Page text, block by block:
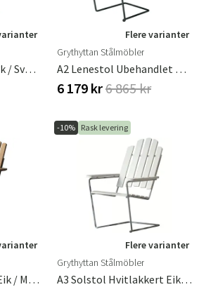
A2 Lenestol Oljet Eik / Svart Ramme
Flere varianter
Grythyttan Stålmöbler
A2 Lenestol Ubehandlet Teak/sort Understell
6 179 kr6 865 kr
A2 Lenestol I Oljet Eik / Mørkegrønt Stativ Grythyttan Stålmöbler
-10% Rask levering
Flere varianter
Grythyttan Stålmöbler
A3 Solstol Hvitlakkert Eik/varmforsinket Stativ Grythyttan Stålmöbler